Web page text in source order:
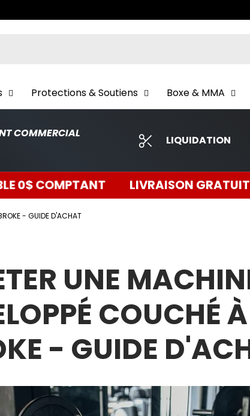
Protections & Soutiens Boxe & MMA
COMMERCIAL
LIQUIDATION
LIVRAISON GRATUITE A PARTIR DE
- GUIDE D'ACHAT
UNE
COUCHÉ À
- GUIDE